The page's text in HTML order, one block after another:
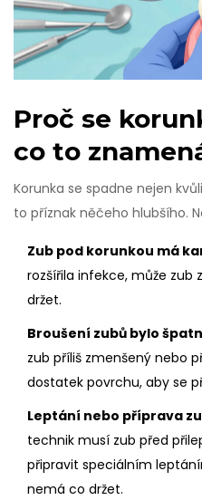
Proč se
co to
Korunka se spadne nejen
to příznak něčeho hlubšího.
Zub pod korunkou má
rozšířila infekce, může
držet.
Broušení zubů bylo
zub příliš zmenšený nebo
dostatek povrchu, aby se
Leptání nebo příprava
technik musí zub před
připravit speciálním
nemá co držet.